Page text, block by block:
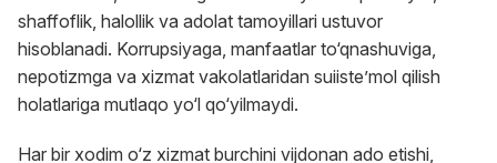
shaffoflik, halollik va adolat tamoyillari ustuvor
hisoblanadi. Korrupsiyaga, manfaatlar to‘qnashuviga,
nepotizmga va xizmat vakolatlaridan suiiste’mol qilish
holatlariga mutlaqo yo‘l qo‘yilmaydi.
Har bir xodim o‘z xizmat burchini vijdonan ado etishi,